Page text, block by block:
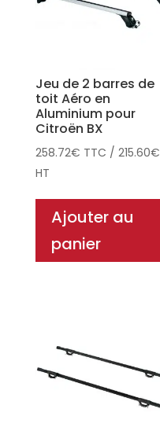
Jeu de 2 barres de
toit Aéro en
Aluminium pour
Citroën BX
258.72€ TTC / 215.60€
HT
Ajouter au
panier